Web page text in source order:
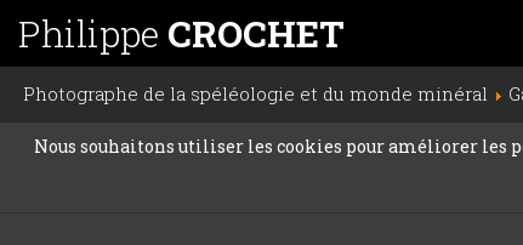
Philippe CROCHET
Photographe de la spéléologie et du monde minéral
Nous souhaitons utiliser les cookies pour améliorer les